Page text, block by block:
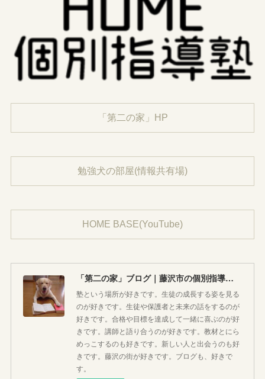
「第二の家」HP
勉強犬の部屋(情報共有場)
HOME BASE(YouTube)
「第二の家」ブログ｜藤沢市の個別指導塾のお話
塾という場所が好きです。生徒の成長する姿を見る
のが好きです。生徒や保護者と未来の話をするのが
好きです。合格や目標を達成して一緒に喜ぶのが好
きです。講師と語り合うのが好きです。教材とにら
めっこするのも好きです。新しい人と出会うのも好
きです。藤沢の街が好きです。ブログも、好きで
す。